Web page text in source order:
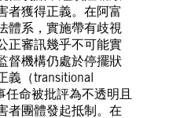
者獲得正義。在阿富
體系，實施帶有歧視
正審訊幾乎不可能實
督機構仍處於停擺狀
義（transitional
任命被批評為不透明且
者團體發起抵制。在